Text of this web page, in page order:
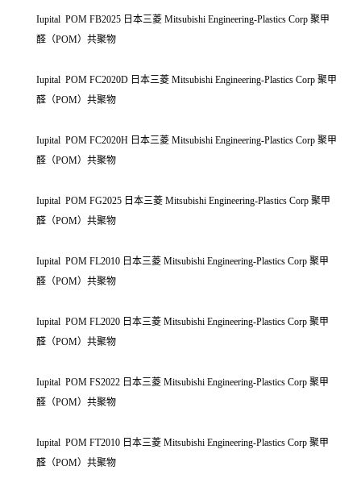
Iupital POM FB2025 日本三菱 Mitsubishi Engineering-Plastics Corp 聚甲
醛（POM）共聚物
Iupital POM FC2020D 日本三菱 Mitsubishi Engineering-Plastics Corp 聚甲
醛（POM）共聚物
Iupital POM FC2020H 日本三菱 Mitsubishi Engineering-Plastics Corp 聚甲
醛（POM）共聚物
Iupital POM FG2025 日本三菱 Mitsubishi Engineering-Plastics Corp 聚甲
醛（POM）共聚物
Iupital POM FL2010 日本三菱 Mitsubishi Engineering-Plastics Corp 聚甲
醛（POM）共聚物
Iupital POM FL2020 日本三菱 Mitsubishi Engineering-Plastics Corp 聚甲
醛（POM）共聚物
Iupital POM FS2022 日本三菱 Mitsubishi Engineering-Plastics Corp 聚甲
醛（POM）共聚物
Iupital POM FT2010 日本三菱 Mitsubishi Engineering-Plastics Corp 聚甲
醛（POM）共聚物